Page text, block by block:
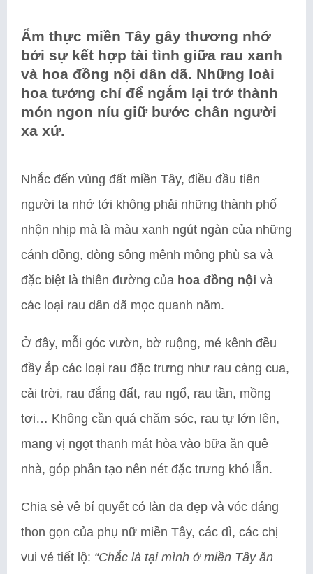
Ẩm thực miền Tây gây thương nhớ
bởi sự kết hợp tài tình giữa rau xanh
và hoa đồng nội dân dã. Những loài
hoa tưởng chỉ để ngắm lại trở thành
món ngon níu giữ bước chân người
xa xứ.
Nhắc đến vùng đất miền Tây, điều đầu tiên
người ta nhớ tới không phải những thành phố
nhộn nhịp mà là màu xanh ngút ngàn của những
cánh đồng, dòng sông mênh mông phù sa và
đặc biệt là thiên đường của hoa đồng nội và
các loại rau dân dã mọc quanh năm.
Ở đây, mỗi góc vườn, bờ ruộng, mé kênh đều
đầy ắp các loại rau đặc trưng như rau càng cua,
cải trời, rau đắng đất, rau ngổ, rau tần, mồng
tơi… Không cần quá chăm sóc, rau tự lớn lên,
mang vị ngọt thanh mát hòa vào bữa ăn quê
nhà, góp phần tạo nên nét đặc trưng khó lẫn.
Chia sẻ về bí quyết có làn da đẹp và vóc dáng
thon gọn của phụ nữ miền Tây, các dì, các chị
vui vẻ tiết lộ: “Chắc là tại mình ở miền Tây ăn